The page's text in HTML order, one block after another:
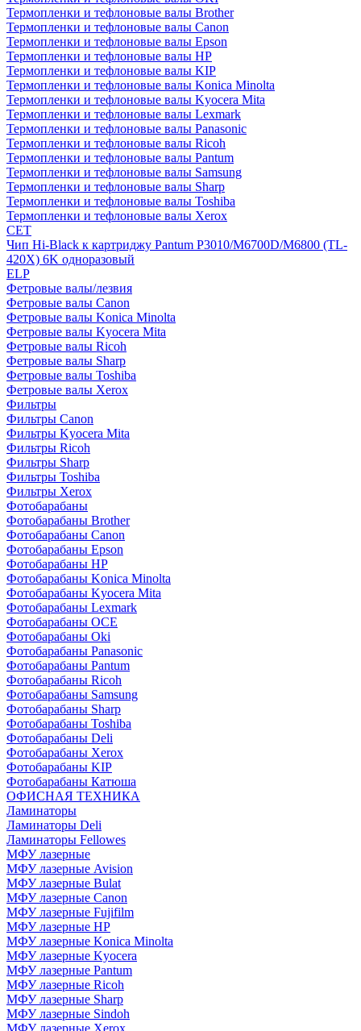
Термопленки и тефлоновые валы Brother
Термопленки и тефлоновые валы Canon
Термопленки и тефлоновые валы Epson
Термопленки и тефлоновые валы HP
Термопленки и тефлоновые валы KIP
Термопленки и тефлоновые валы Konica Minolta
Термопленки и тефлоновые валы Kyocera Mita
Термопленки и тефлоновые валы Lexmark
Термопленки и тефлоновые валы Panasonic
Термопленки и тефлоновые валы Ricoh
Термопленки и тефлоновые валы Pantum
Термопленки и тефлоновые валы Samsung
Термопленки и тефлоновые валы Sharp
Термопленки и тефлоновые валы Toshiba
Термопленки и тефлоновые валы Xerox
CET
Чип Hi-Black к картриджу Pantum P3010/M6700D/M6800 (TL-
420X) 6K одноразовый
ELP
Фетровые валы/лезвия
Фетровые валы Canon
Фетровые валы Konica Minolta
Фетровые валы Kyocera Mita
Фетровые валы Ricoh
Фетровые валы Sharp
Фетровые валы Toshiba
Фетровые валы Xerox
Фильтры
Фильтры Canon
Фильтры Kyocera Mita
Фильтры Ricoh
Фильтры Sharp
Фильтры Toshiba
Фильтры Xerox
Фотобарабаны
Фотобарабаны Brother
Фотобарабаны Canon
Фотобарабаны Epson
Фотобарабаны HP
Фотобарабаны Konica Minolta
Фотобарабаны Kyocera Mita
Фотобарабаны Lexmark
Фотобарабаны OCE
Фотобарабаны Oki
Фотобарабаны Panasonic
Фотобарабаны Pantum
Фотобарабаны Ricoh
Фотобарабаны Samsung
Фотобарабаны Sharp
Фотобарабаны Toshiba
Фотобарабаны Deli
Фотобарабаны Xerox
Фотобарабаны KIP
Фотобарабаны Катюша
ОФИСНАЯ ТЕХНИКА
Ламинаторы
Ламинаторы Deli
Ламинаторы Fellowes
МФУ лазерные
МФУ лазерные Avision
МФУ лазерные Bulat
МФУ лазерные Canon
МФУ лазерные Fujifilm
МФУ лазерные HP
МФУ лазерные Konica Minolta
МФУ лазерные Kyocera
МФУ лазерные Pantum
МФУ лазерные Ricoh
МФУ лазерные Sharp
МФУ лазерные Sindoh
МФУ лазерные Xerox